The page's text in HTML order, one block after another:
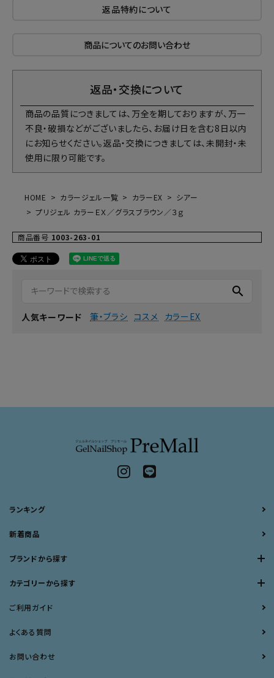
返品特約について
商品についてのお問い合わせ
返品・交換について
商品の品質につきましては、万全を期しておりますが、万一
不良・破損などがございましたら、お届け日を含む8日以内
にお知らせください。返品・交換につきましては、未開封・未
使用に限り可能です。
HOME カラージェル一覧 カラーEX
シアー
プリジェル カラーＥＸ／グラスブラウン／３ｇ
商品番号 1003-263-01
search
人気キーワード 筆・ブラシ コスメ カラーEX
ランキング
新着商品
ブランドから探す
カテゴリーから探す
ご利用ガイド
よくある質問
お問い合わせ